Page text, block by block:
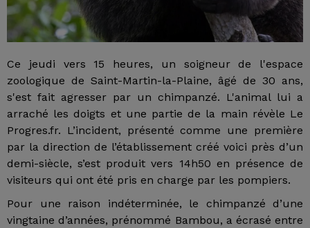
Ce jeudi vers 15 heures, un soigneur de l'espace
zoologique de Saint-Martin-la-Plaine, âgé de 30 ans,
s'est fait agresser par un chimpanzé. L'animal lui a
arraché les doigts et une partie de la main révèle Le
Progres.fr. L’incident, présenté comme une première
par la direction de l’établissement créé voici près d’un
demi-siècle, s’est produit vers 14h50 en présence de
visiteurs qui ont été pris en charge par les pompiers.
Pour une raison indéterminée, le chimpanzé d’une
vingtaine d’années, prénommé Bambou, a écrasé entre